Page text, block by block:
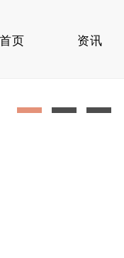
首页 资讯